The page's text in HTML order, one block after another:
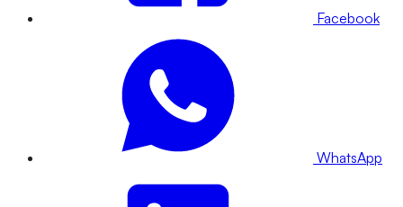
Facebook
WhatsApp